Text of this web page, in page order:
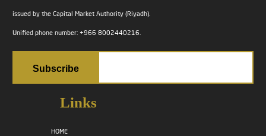
issued by the Capital Market Authority (Riyadh).
Unified phone number: +966 8002440216.
Links
HOME